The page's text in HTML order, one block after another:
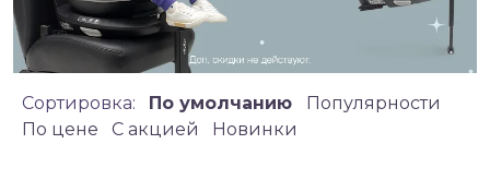
Сортировка: По умолчанию
Популярности
По цене
C акцией Новинки